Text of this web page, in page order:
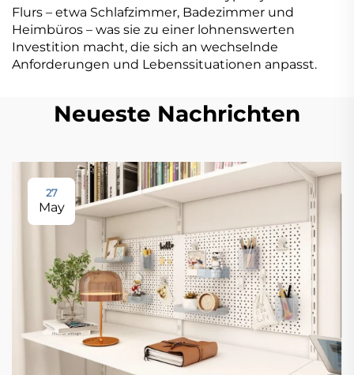
Flurs – etwa Schlafzimmer, Badezimmer und
Heimbüros – was sie zu einer lohnenswerten
Investition macht, die sich an wechselnde
Anforderungen und Lebenssituationen anpasst.
Neueste Nachrichten
27
May